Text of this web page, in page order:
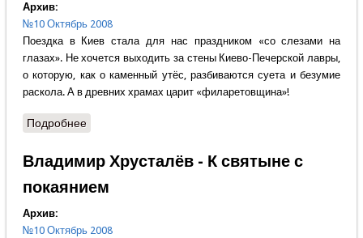
Архив:
№10 Октябрь 2008
Поездка в Киев стала для нас праздником «со слезами на
глазах». Не хочется выходить за стены Киево-Печерской лавры,
о которую, как о каменный утёс, разбиваются суета и безумие
раскола. А в древних храмах царит «филаретовщина»!
Подробнеео Ксения Авдеева - Благословение старицы
Владимир Хрусталёв - К святыне с
покаянием
Архив:
№10 Октябрь 2008